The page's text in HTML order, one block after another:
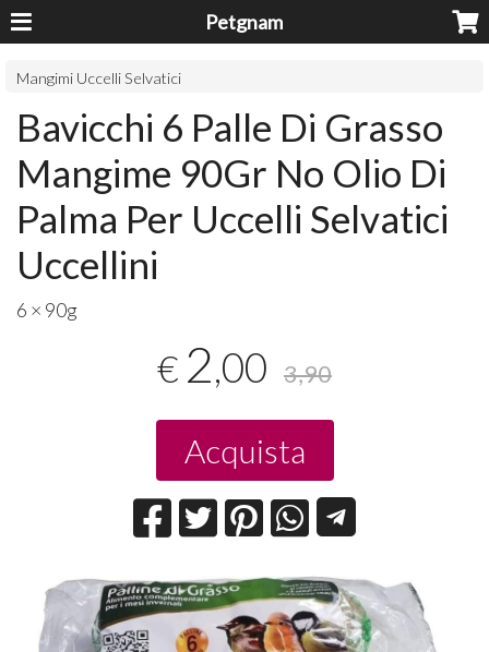
Petgnam
Mangimi Uccelli Selvatici
Bavicchi 6 Palle Di Grasso
Mangime 90Gr No Olio Di
Palma Per Uccelli Selvatici
Uccellini
6 × 90g
€ 2,00 3,90
Acquista